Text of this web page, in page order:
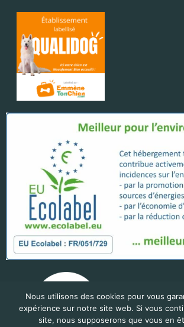
Nous utilisons des cookies pour vous
expérience sur notre site web. Si vous
site, nous supposerons que vous en